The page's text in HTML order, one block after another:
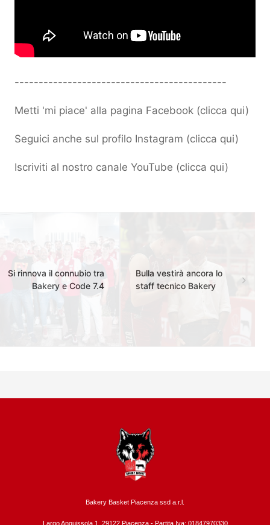
--------------------------------------------
Metti 'mi piace' alla pagina Facebook (clicca qui)
Seguici anche sul profilo Instagram (clicca qui)
Iscriviti al nostro canale YouTube (clicca qui)
Si rinnova il connubio tra
Bakery e Code 7.4
Bulla vestirà ancora lo
staff tecnico Bakery
Bakery Basket Piacenza ssd a.r.l.
Largo Anguissola 1, 29122 Piacenza - Partita Iva: 01847970330